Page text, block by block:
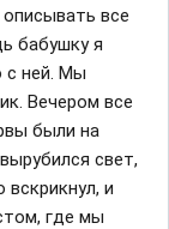
все
бабушку я
с ней. Мы
Вечером все
были на
свет,
и
где мы